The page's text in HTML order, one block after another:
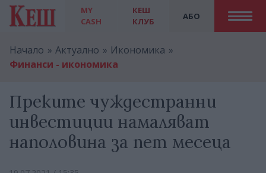
MY
CASH
АБО
КЕШ
КЛУБ
Начало Актуално
Икономика
Финанси - икономика
Преките чуждестранни
инвестиции намаляват
наполовина за пет месеца